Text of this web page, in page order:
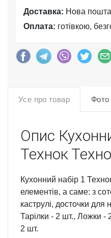
Доставка: Нова пошта
Оплата: готівкою,
Усе про товар Фото
Опис
Технок
Кухонний набір 1
елементів, а саме: з
каструлі, досточки для
Тарілки - 2 шт., Ложки
2 шт.